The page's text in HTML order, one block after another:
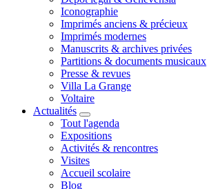
Iconographie
Imprimés anciens & précieux
Imprimés modernes
Manuscrits & archives privées
Partitions & documents musicaux
Presse & revues
Villa La Grange
Voltaire
Actualités
Tout l'agenda
Expositions
Activités & rencontres
Visites
Accueil scolaire
Blog